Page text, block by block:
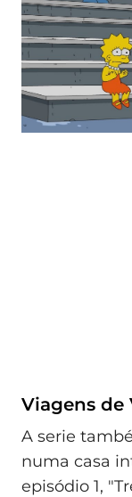
Viagens de
A serie
numa casa
episódio 1,